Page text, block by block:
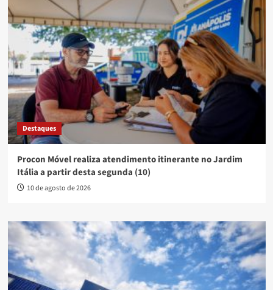
Destaques
Procon Móvel realiza atendimento itinerante no Jardim
Itália a partir desta segunda (10)
10 de agosto de 2026